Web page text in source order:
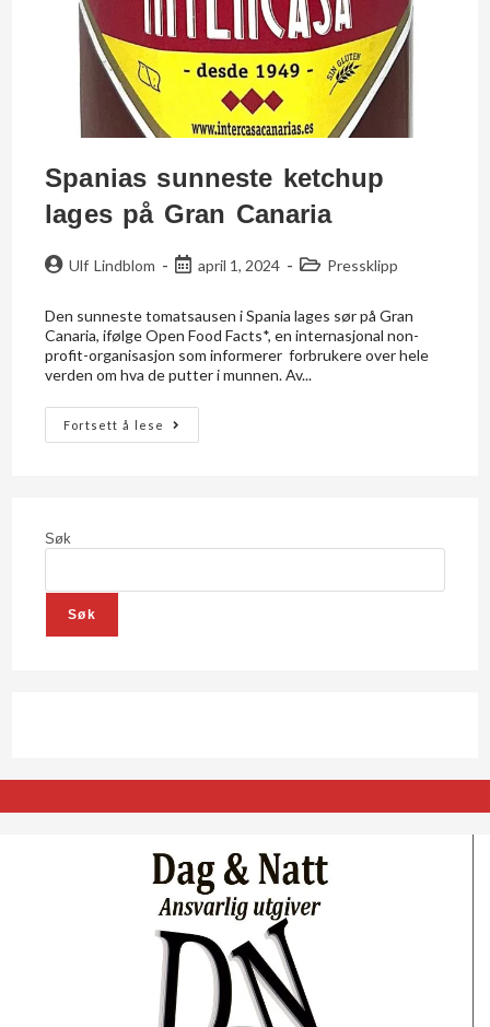
Spanias sunneste ketchup
lages på Gran Canaria
Ulf Lindblom april 1, 2024 Pressklipp
Den sunneste tomatsausen i Spania lages sør på Gran
Canaria, ifølge Open Food Facts*, en internasjonal non-
profit-organisasjon som informerer forbrukere over hele
verden om hva de putter i munnen. Av...
Fortsett å lese
Søk
Søk